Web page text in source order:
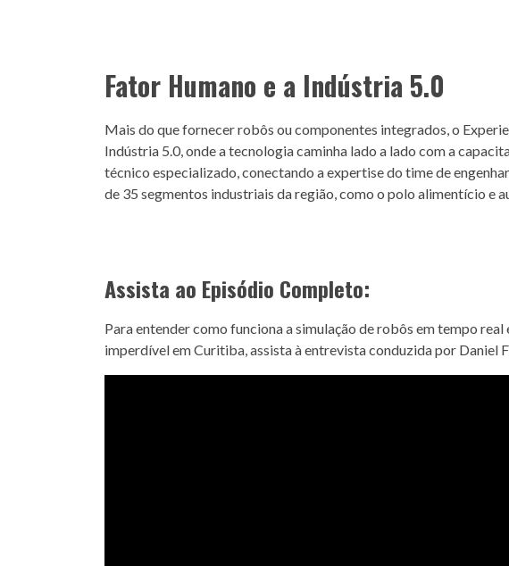
Fator Humano e a Indústria 5.0
Mais do que fornecer robôs ou componentes integrados, o
Indústria 5.0, onde a tecnologia caminha lado a lado com a
técnico especializado, conectando a expertise do time de
de 35 segmentos industriais da região, como o polo alimentício e
Assista ao Episódio Completo:
Para entender como funciona a simulação de robôs em tempo
imperdível em Curitiba, assista à entrevista conduzida por Daniel